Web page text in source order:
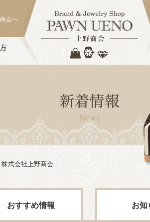
会へ
式会社上野商会
おすすめ情報 お知